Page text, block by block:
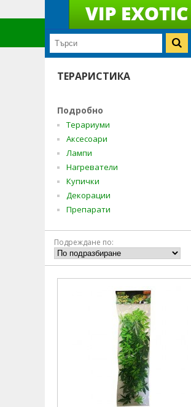
ТЕРАРИСТИКА
Подробно
Терариуми
Аксесоари
Лампи
Нагреватели
Купички
Декорации
Препарати
Подреждане по: